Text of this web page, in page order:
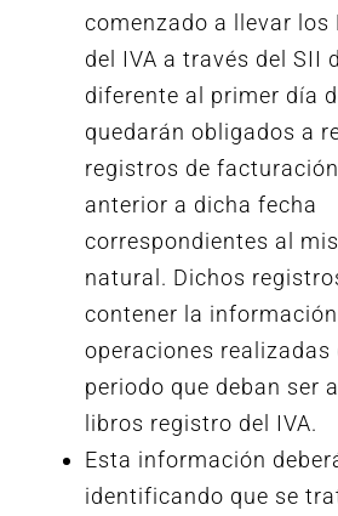
comenzado a llevar
del IVA a través del SII
diferente al primer día
quedarán obligados a
registros de
anterior a dicha fecha
correspondientes al
natural. Dichos
contener la
operaciones realizadas
periodo que deban ser
libros registro del IVA.
Esta información
identificando que se